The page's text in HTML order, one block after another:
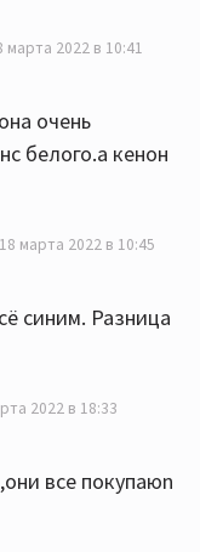
марта 2022 в 10:41
очень
белого.а кенон
18 марта 2022 в 10:45
синим. Разница
2022 в 18:33
все покупаюn